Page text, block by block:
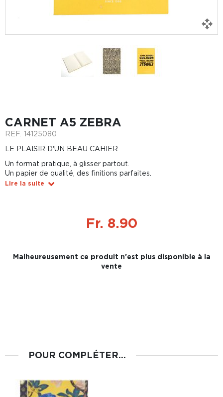
CARNET A5 ZEBRA
REF. 14125080
LE PLAISIR D'UN BEAU CAHIER
Un format pratique, à glisser partout.
Un papier de qualité, des finitions parfaites.
Lire la suite
Fr. 8.90
Malheureusement ce produit n'est plus disponible à la
vente
POUR COMPLÉTER...